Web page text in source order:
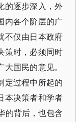
的逐步深入，外
内各个阶层的广
不仅由日本政府
策时，必须同时
国民的意见。
定过程中所起的
本决策者和学者
的背后，也包含